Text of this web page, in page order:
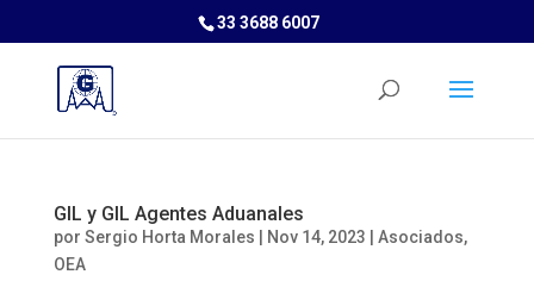
33 3688 6007
GIL y GIL Agentes Aduanales
por Sergio Horta Morales Nov 14, 2023 Asociados,
OEA